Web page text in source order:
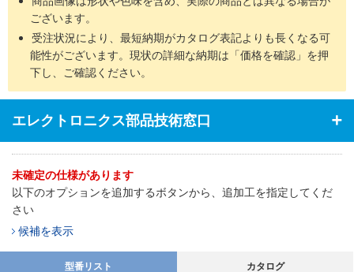
ございます。
受注状況により、最短納期がカタログ表記よりも長くなる可
能性がございます。現状の詳細な納期は「価格を確認」を押
下し、ご確認ください。
エレクトロニクス部品技術窓口
未確定の仕様があります
以下のオプションを追加するボタンから、追加工を指定してくだ
さい
候補を表示
型番リスト カタログ